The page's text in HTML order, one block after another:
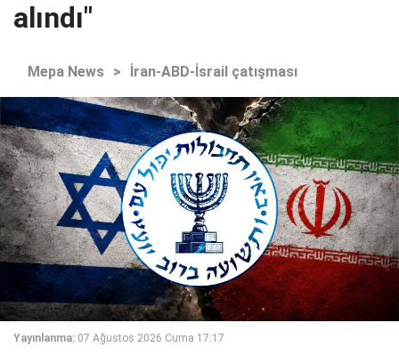
alındı"
Mepa News > İran-ABD-İsrail çatışması
Yayınlanma: 07 Ağustos 2026 Cuma 17:17